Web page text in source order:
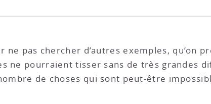
ne pas chercher d’autres exemples, qu’on
ne pourraient tisser sans de très grandes
de choses qui sont peut-être